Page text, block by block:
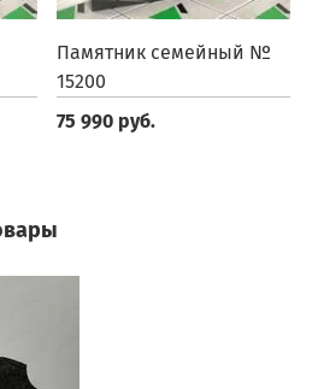
Памятник семейный №
15200
75 990 руб.